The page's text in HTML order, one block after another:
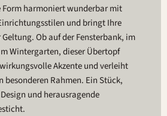
harmoniert wunderbar mit
und bringt Ihre
Ob auf der Fensterbank, im
Wintergarten, dieser Übertopf
Akzente und verleiht
besonderen Rahmen. Ein Stück,
und herausragende